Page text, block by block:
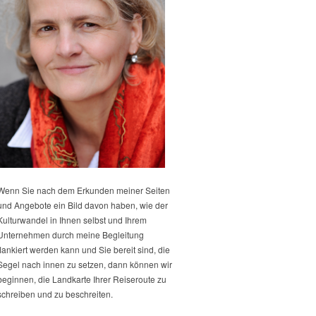
Sie nach dem Erkunden meiner Seiten
Angebote ein Bild davon haben, wie der
in Ihnen selbst und Ihrem
durch meine Begleitung
werden kann und Sie bereit sind, die
nach innen zu setzen, dann können wir
die Landkarte Ihrer Reiseroute zu
und zu beschreiten.